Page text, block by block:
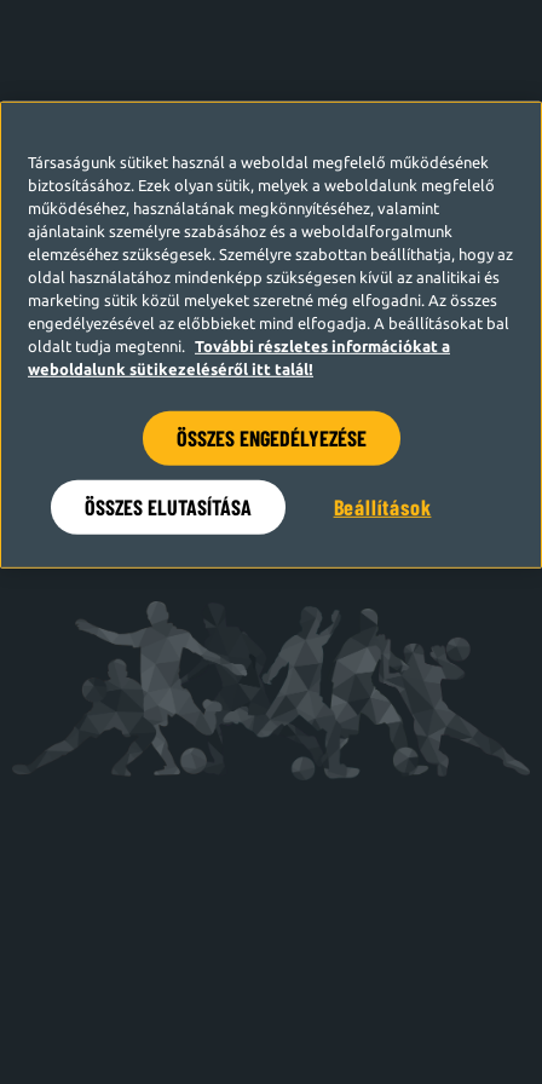
Hamarosan visszatérünk
Társaságunk sütiket használ a weboldal megfelelő működésének
biztosításához. Ezek olyan sütik, melyek a weboldalunk megfelelő
működéséhez, használatának megkönnyítéséhez, valamint
ajánlataink személyre szabásához és a weboldalforgalmunk
elemzéséhez szükségesek. Személyre szabottan beállíthatja, hogy az
oldal használatához mindenképp szükségesen kívül az analitikai és
marketing sütik közül melyeket szeretné még elfogadni. Az összes
engedélyezésével az előbbieket mind elfogadja. A beállításokat bal
oldalt tudja megtenni.
További részletes információkat a
weboldalunk sütikezeléséről itt talál!
ÖSSZES ENGEDÉLYEZÉSE
ÖSSZES ELUTASÍTÁSA Beállítások